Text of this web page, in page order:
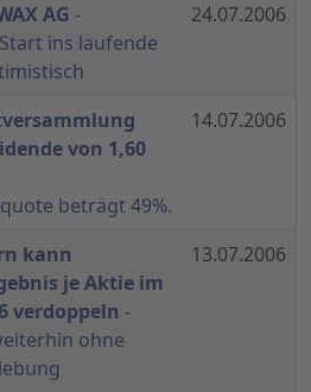
AG -
ins laufende
24.07.2006
von 1,60
beträgt 49%.
14.07.2006
kann
je Aktie im
verdoppeln -
ohne
13.07.2006